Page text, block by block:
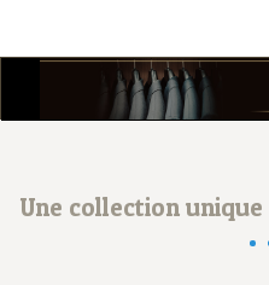
Une collection unique